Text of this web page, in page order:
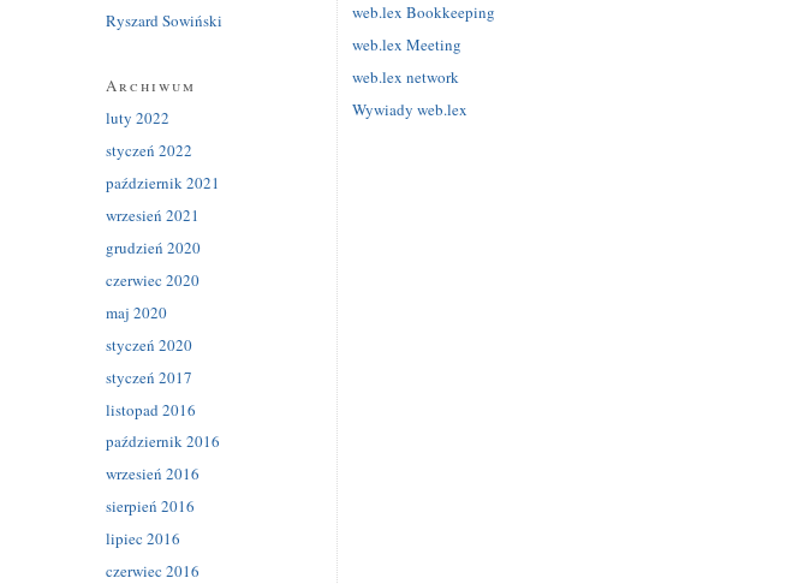
Ryszard Sowiński
Archiwum
luty 2022
styczeń 2022
październik 2021
wrzesień 2021
grudzień 2020
czerwiec 2020
maj 2020
styczeń 2020
styczeń 2017
listopad 2016
październik 2016
wrzesień 2016
sierpień 2016
lipiec 2016
czerwiec 2016
web.lex Bookkeeping
web.lex Meeting
web.lex network
Wywiady web.lex